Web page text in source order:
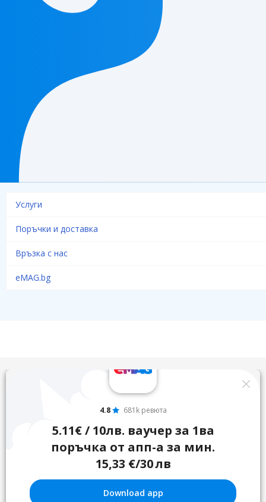
Услуги
Поръчки и доставка
Връзка с нас
eMAG.bg
4.8 681k ревюта
5.11€ / 10лв. ваучер за 1ва
поръчка от апп-а за мин.
15,33 €/30 лв
Download app